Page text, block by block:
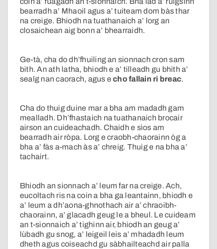
bearradh a’ Mhaoil agus a’ tuiteam dom bàs thar
na creige. Bhiodh na tuathanaich a’ lorg an
closaichean aig bonn a’ bhearraidh.
Ge-tà, cha do dh’fhuiling an sionnach cron sam
bith. An ath latha, bhiodh e a’ tilleadh gu bhith a’
sealg nan caorach, agus echo fallain ri breac.
Cha do thuig duine mar a bha am madadh gam
mealladh. Dh’fhastaich na tuathanaich brocair
airson an cuideachadh. Chaidh e sìos am
bearradh air ròpa. Lorg e craobh-chaorainn òg a
bha a’ fàs a-mach às a’ chreig. Thuig e na bha a’
tachairt.
Bhiodh an sionnach a’ leum far na creige. Ach,
eucoltach ris na coin a bha ga leantainn, bhiodh e
a’ leum a dh’aona-ghnothach air a’ chraoibh-
chaorainn, a’ glacadh geug le a bheul. Le cuideam
an t-sionnaich a’ tighinn air, bhiodh an geug a’
lùbadh gu snog, a’ leigeil leis a’ mhadadh leum
dheth agus coiseachd gu sàbhailteachd air palla